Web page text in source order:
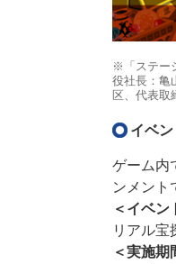
※「ステー
役社長：亀
区、代表取
イベ
ゲーム内
ンメント
＜イベン
リアル宝
＜実施期